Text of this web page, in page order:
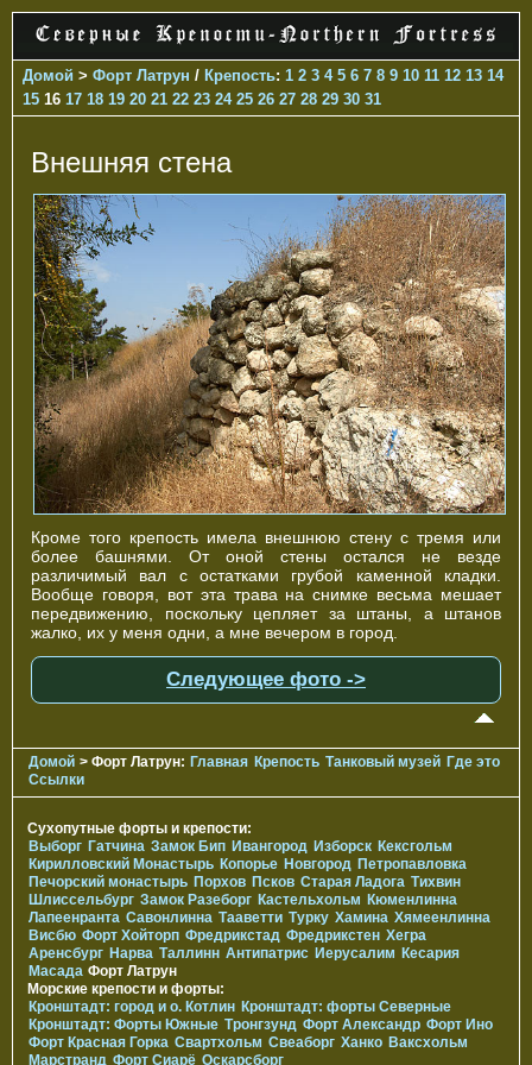
Домой > Форт Латрун / Крепость: 1 2 3 4 5 6 7 8 9 10 11 12 13 14
15 16 17 18 19 20 21 22 23 24 25 26 27 28 29 30 31
Внешняя стена
Кроме того крепость имела внешнюю стену с тремя или
более башнями. От оной стены остался не везде
различимый вал с остатками грубой каменной кладки.
Вообще говоря, вот эта трава на снимке весьма мешает
передвижению, поскольку цепляет за штаны, а штанов
жалко, их у меня одни, а мне вечером в город.
Следующее фото ->
Домой > Форт Латрун: Главная Крепость Танковый музей Где это
Ссылки
Сухопутные форты и крепости:
Выборг Гатчина Замок Бип Ивангород Изборск Кексгольм
Кирилловский Монастырь Копорье Новгород Петропавловка
Печорcкий монастырь Порхов Псков Старая Ладога Тихвин
Шлиссельбург Замок Разеборг Кастельхольм Кюменлинна
Лапеенранта Савонлинна Тааветти Турку Хамина Хямеенлинна
Висбю Форт Хойторп Фредрикстад Фредрикстен Хегра
Аренсбург Нарва Таллинн Антипатрис Иерусалим Кесария
Масада Форт Латрун
Морские крепости и форты:
Кронштадт: город и о. Котлин Кронштадт: форты Северные
Кронштадт: Форты Южные Тронгзунд Форт Александр Форт Ино
Форт Красная Горка Свартхольм Свеаборг Ханко Ваксхольм
Марстранд Форт Сиарё Оскарсборг